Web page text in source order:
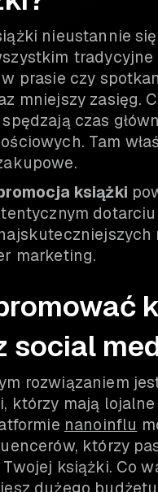
nieustannie
prasie czy
mniejszy zasięg.
czas
Tam
książki
marketing.
social
rozwiązaniem
którzy mają lojalne
nanoinflu
którzy
książki. Co